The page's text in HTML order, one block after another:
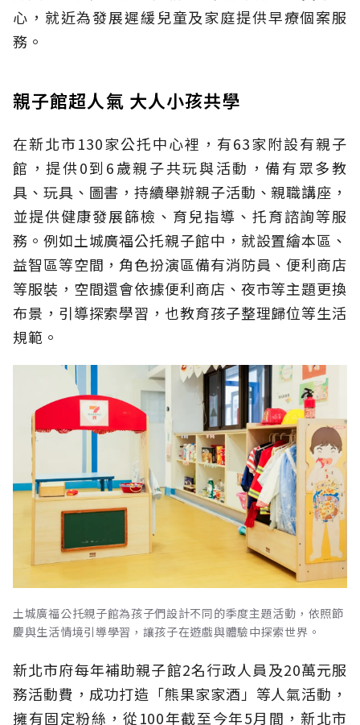
心，就近為發展遲緩兒童及家庭提供早療個案服
務。
親子館超人氣 大人小孩共學
在新北市130家公托中心裡，有63家附設有親子
館，提供0到6歲親子共玩與活動，備有眾多教
具、玩具、圖書，持續舉辦親子活動、親職講座，
並提供健康發展篩檢、育兒指導、托育諮詢等服
務。例如土城廣福公托親子館中，就設置繪本區、
益智區等空間，角色扮演區備有消防員、便利商店
等服裝，空間還會依據便利商店、夜市等主題更換
布景，引導探索學習，也教育孩子整理歸位等生活
規範。
土城廣福公托親子館為孩子們設計不同的季度主題活動，依照節
慶與生活情境引導學習，讓孩子在遊戲與體驗中探索世界。
新北市府每年補助親子館2名行政人員及20萬元服
務活動費，成功打造「熊果家家酒」等人氣活動，
擁有固定粉絲，從100年截至今年5月間，新北市